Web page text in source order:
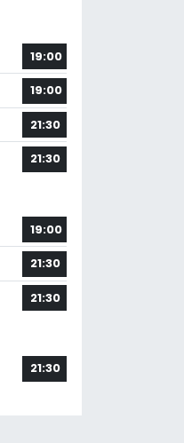
19:00
19:00
21:30
21:30
19:00
21:30
21:30
21:30